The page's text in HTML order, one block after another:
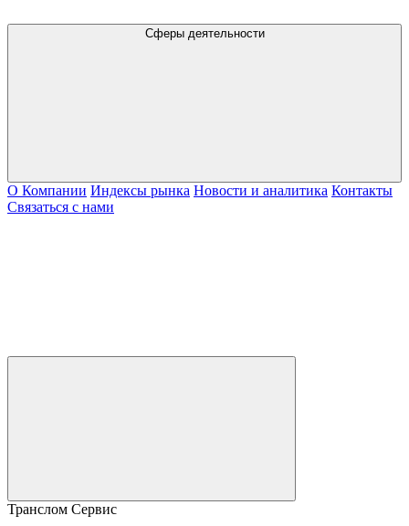
Сферы деятельности
О Компании Индексы рынка Новости и аналитика Контакты
Связаться с нами
Транслом Сервис